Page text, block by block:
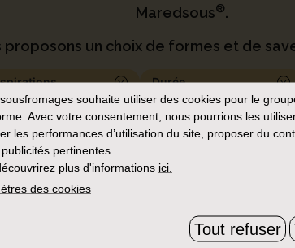
Maredsous®.
proposons un choix de formes et de
Durée
x Plus d'une heure x
résultats avec ces critères, essayez d'en
souhaite utiliser des cookies pour le
Avec votre consentement, nous pourrions les
les performances d’utilisation du site, proposer du
pertinentes.
plus d'informations ici.
des cookies
Tout refuser